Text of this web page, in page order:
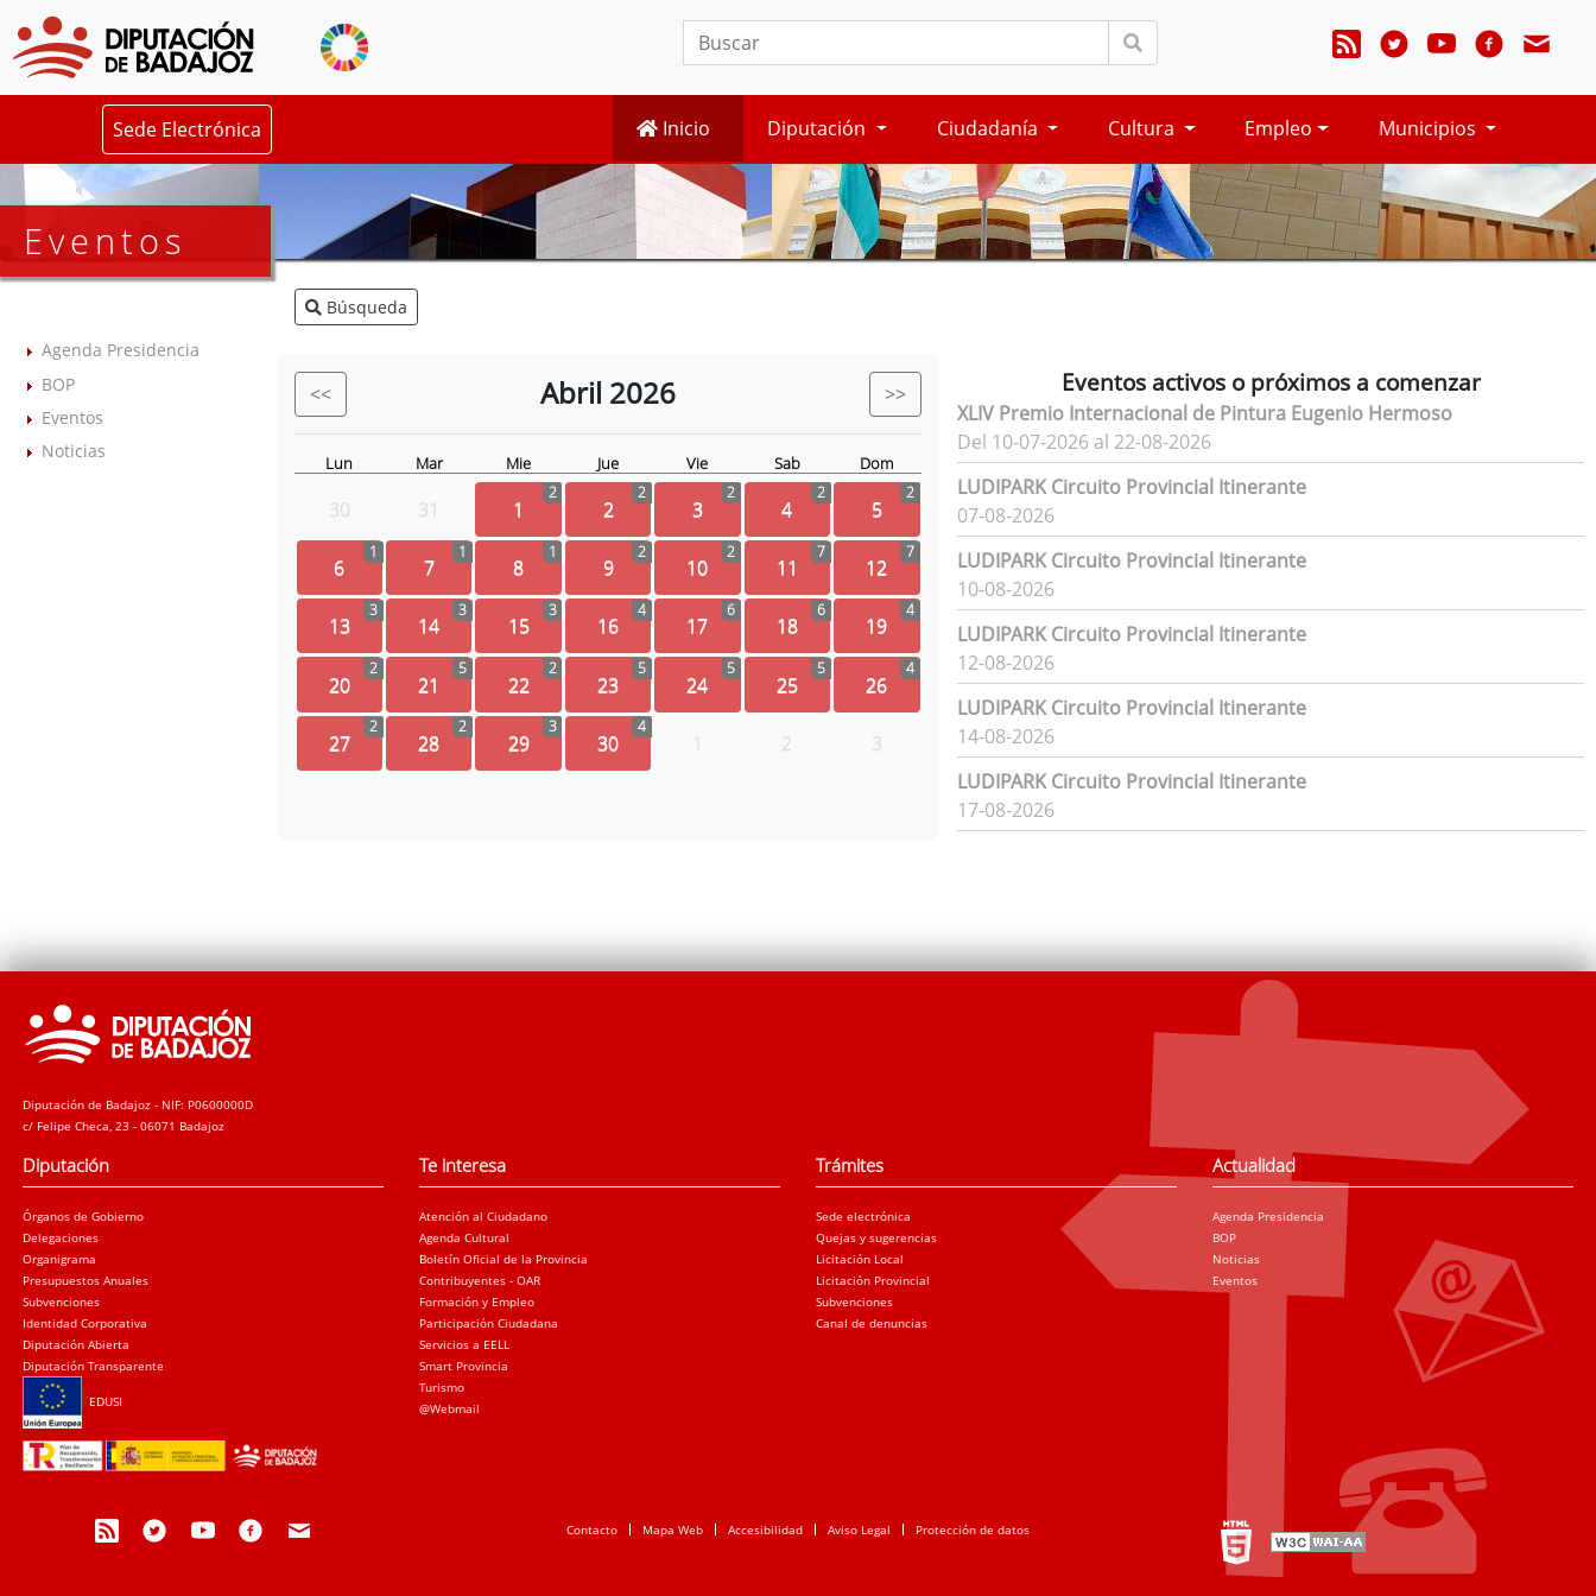
Sede Electrónica Inicio Diputación Ciudadanía Cultura Empleo Municipios
Eventos
Agenda Presidencia
BOP
Eventos
Noticias
Búsqueda
<< Abril 2026 >>
Lun Mar Mie Jue Vie Sab Dom
30 31 1
2
2
2
3
2
4
2
5
2
6
1
7
1
8
1
9
2
10
2
11
7
12
7
13
3
14
3
15
3
16
4
17
6
18
6
19
4
20
2
21
5
22
2
23
5
24
5
25
5
26
4
27
2
28
2
29
3
30
4
1 2 3
Eventos activos o próximos a comenzar
XLIV Premio Internacional de Pintura Eugenio Hermoso
Del 10-07-2026 al 22-08-2026
LUDIPARK Circuito Provincial Itinerante
07-08-2026
LUDIPARK Circuito Provincial Itinerante
10-08-2026
LUDIPARK Circuito Provincial Itinerante
12-08-2026
LUDIPARK Circuito Provincial Itinerante
14-08-2026
LUDIPARK Circuito Provincial Itinerante
17-08-2026
Diputación de Badajoz - NIF: P0600000D
c/ Felipe Checa, 23 - 06071 Badajoz
Diputación
Órganos de Gobierno
Delegaciones
Organigrama
Presupuestos Anuales
Subvenciones
Identidad Corporativa
Diputación Abierta
Diputación Transparente
EDUSI
Te interesa
Atención al Ciudadano
Agenda Cultural
Boletín Oficial de la Provincia
Contribuyentes - OAR
Formación y Empleo
Participación Ciudadana
Servicios a EELL
Smart Provincia
Turismo
@Webmail
Trámites
Sede electrónica
Quejas y sugerencias
Licitación Local
Licitación Provincial
Subvenciones
Canal de denuncias
Actualidad
Agenda Presidencia
BOP
Noticias
Eventos
Contacto Mapa Web Accesibilidad Aviso Legal Protección de datos